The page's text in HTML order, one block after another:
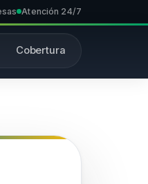
Atención 24/7
Cobertura